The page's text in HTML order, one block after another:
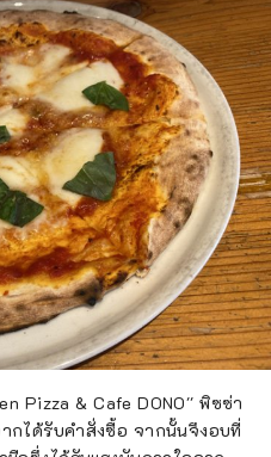
Pizza & Cafe DONO'' พิซซ่า
กได้รับคำสั่งซื้อ จากนั้นจึงอบที่